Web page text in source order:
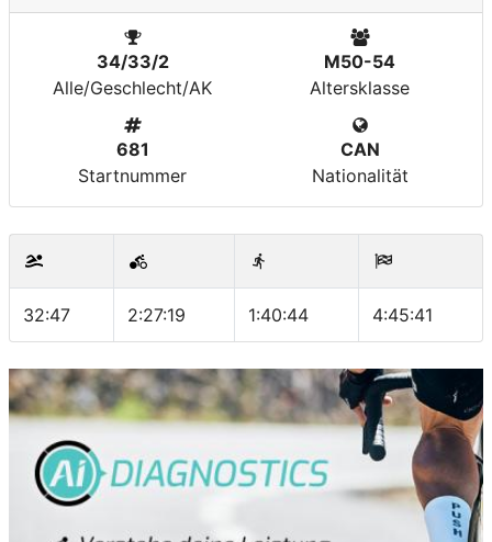
34/33/2
Alle/Geschlecht/AK
M50-54
Altersklasse
681
Startnummer
CAN
Nationalität
32:47 2:27:19 1:40:44 4:45:41